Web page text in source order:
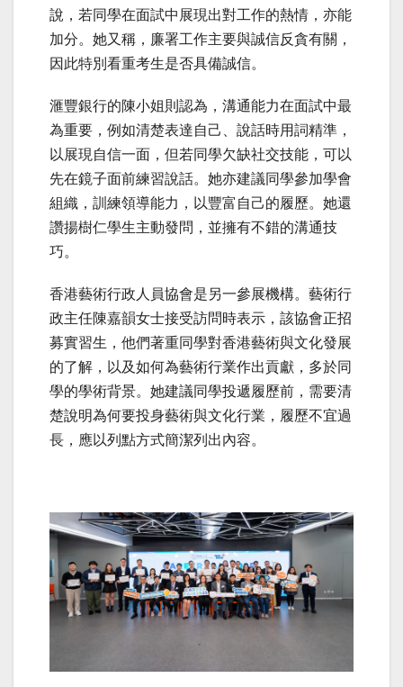
說，若同學在面試中展現出對工作的熱情，亦能
加分。她又稱，廉署工作主要與誠信反貪有關，
因此特別看重考生是否具備誠信。
滙豐銀行的陳小姐則認為，溝通能力在面試中最
為重要，例如清楚表達自己、說話時用詞精準，
以展現自信一面，但若同學欠缺社交技能，可以
先在鏡子面前練習說話。她亦建議同學參加學會
組織，訓練領導能力，以豐富自己的履歷。她還
讚揚樹仁學生主動發問，並擁有不錯的溝通技
巧。
香港藝術行政人員協會是另一參展機構。藝術行
政主任陳嘉韻女士接受訪問時表示，該協會正招
募實習生，他們著重同學對香港藝術與文化發展
的了解，以及如何為藝術行業作出貢獻，多於同
學的學術背景。她建議同學投遞履歷前，需要清
楚說明為何要投身藝術與文化行業，履歷不宜過
長，應以列點方式簡潔列出內容。